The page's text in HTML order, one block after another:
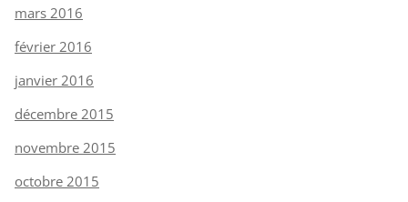
mars 2016
février 2016
janvier 2016
décembre 2015
novembre 2015
octobre 2015